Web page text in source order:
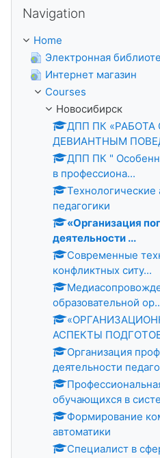
Navigation
Home
Электронная
Интернет магазин
Courses
Новосибирск
ДПП ПК
ДЕВИАНТНЫМ
ДПП ПК "
в профессиона...
педагогики
«Организация
деятельности ...
Современные
конфликтных ситу...
образовательной
АСПЕКТЫ
Организация
деятельности
обучающихся в
Формирование
автоматики
Специалист в